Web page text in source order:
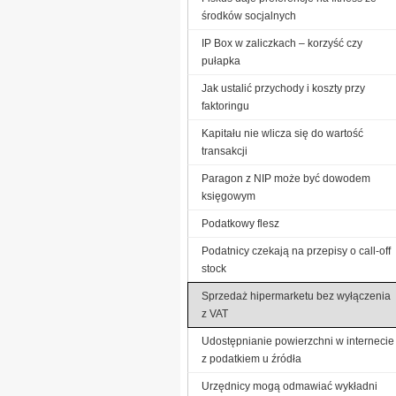
środków socjalnych
IP Box w zaliczkach – korzyść czy
pułapka
Jak ustalić przychody i koszty przy
faktoringu
Kapitału nie wlicza się do wartość
transakcji
Paragon z NIP może być dowodem
księgowym
Podatkowy flesz
Podatnicy czekają na przepisy o call-off
stock
Sprzedaż hipermarketu bez wyłączenia
z VAT
Udostępnianie powierzchni w internecie
z podatkiem u źródła
Urzędnicy mogą odmawiać wykładni